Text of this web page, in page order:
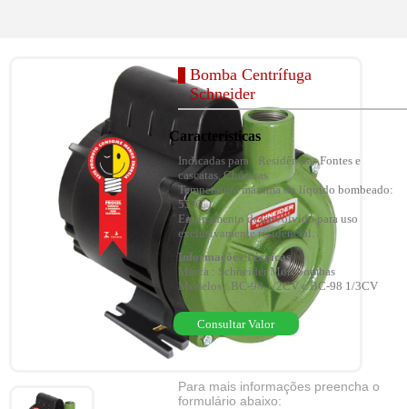
Bomba Centrífuga
Schneider
Características
Indicadas para : Residências,Fontes e
cascatas, Chácaras
Temperatura máxima do líquido bombeado:
55°C.
Equipamento desenvolvido para uso
exclusivamente residencial.
Informações Técnicas
Marca : Schneider Motobombas
Modelos : BC-98 1/2CV e BC-98 1/3CV
Consultar Valor
Para mais informações preencha o
formulário abaixo: